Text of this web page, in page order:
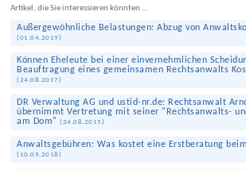
Artikel, die Sie interessieren könnten ...
Außergewöhnliche Belastungen: Abzug von
( 01.04.2019)
Können Eheleute bei einer ein­vernehmlichen
Beauftragung eines gemeinsamen Rechts­anwalts
( 24.08.2017)
DR Verwaltung AG und ustid-nr.de: Rechtsanwalt
übernimmt Vertretung mit seiner "Rechtsanwalts-
am Dom"( 24.08.2015 )
Anwalts­gebühren: Was kostet eine Erst­beratung
( 10.09.2018 )